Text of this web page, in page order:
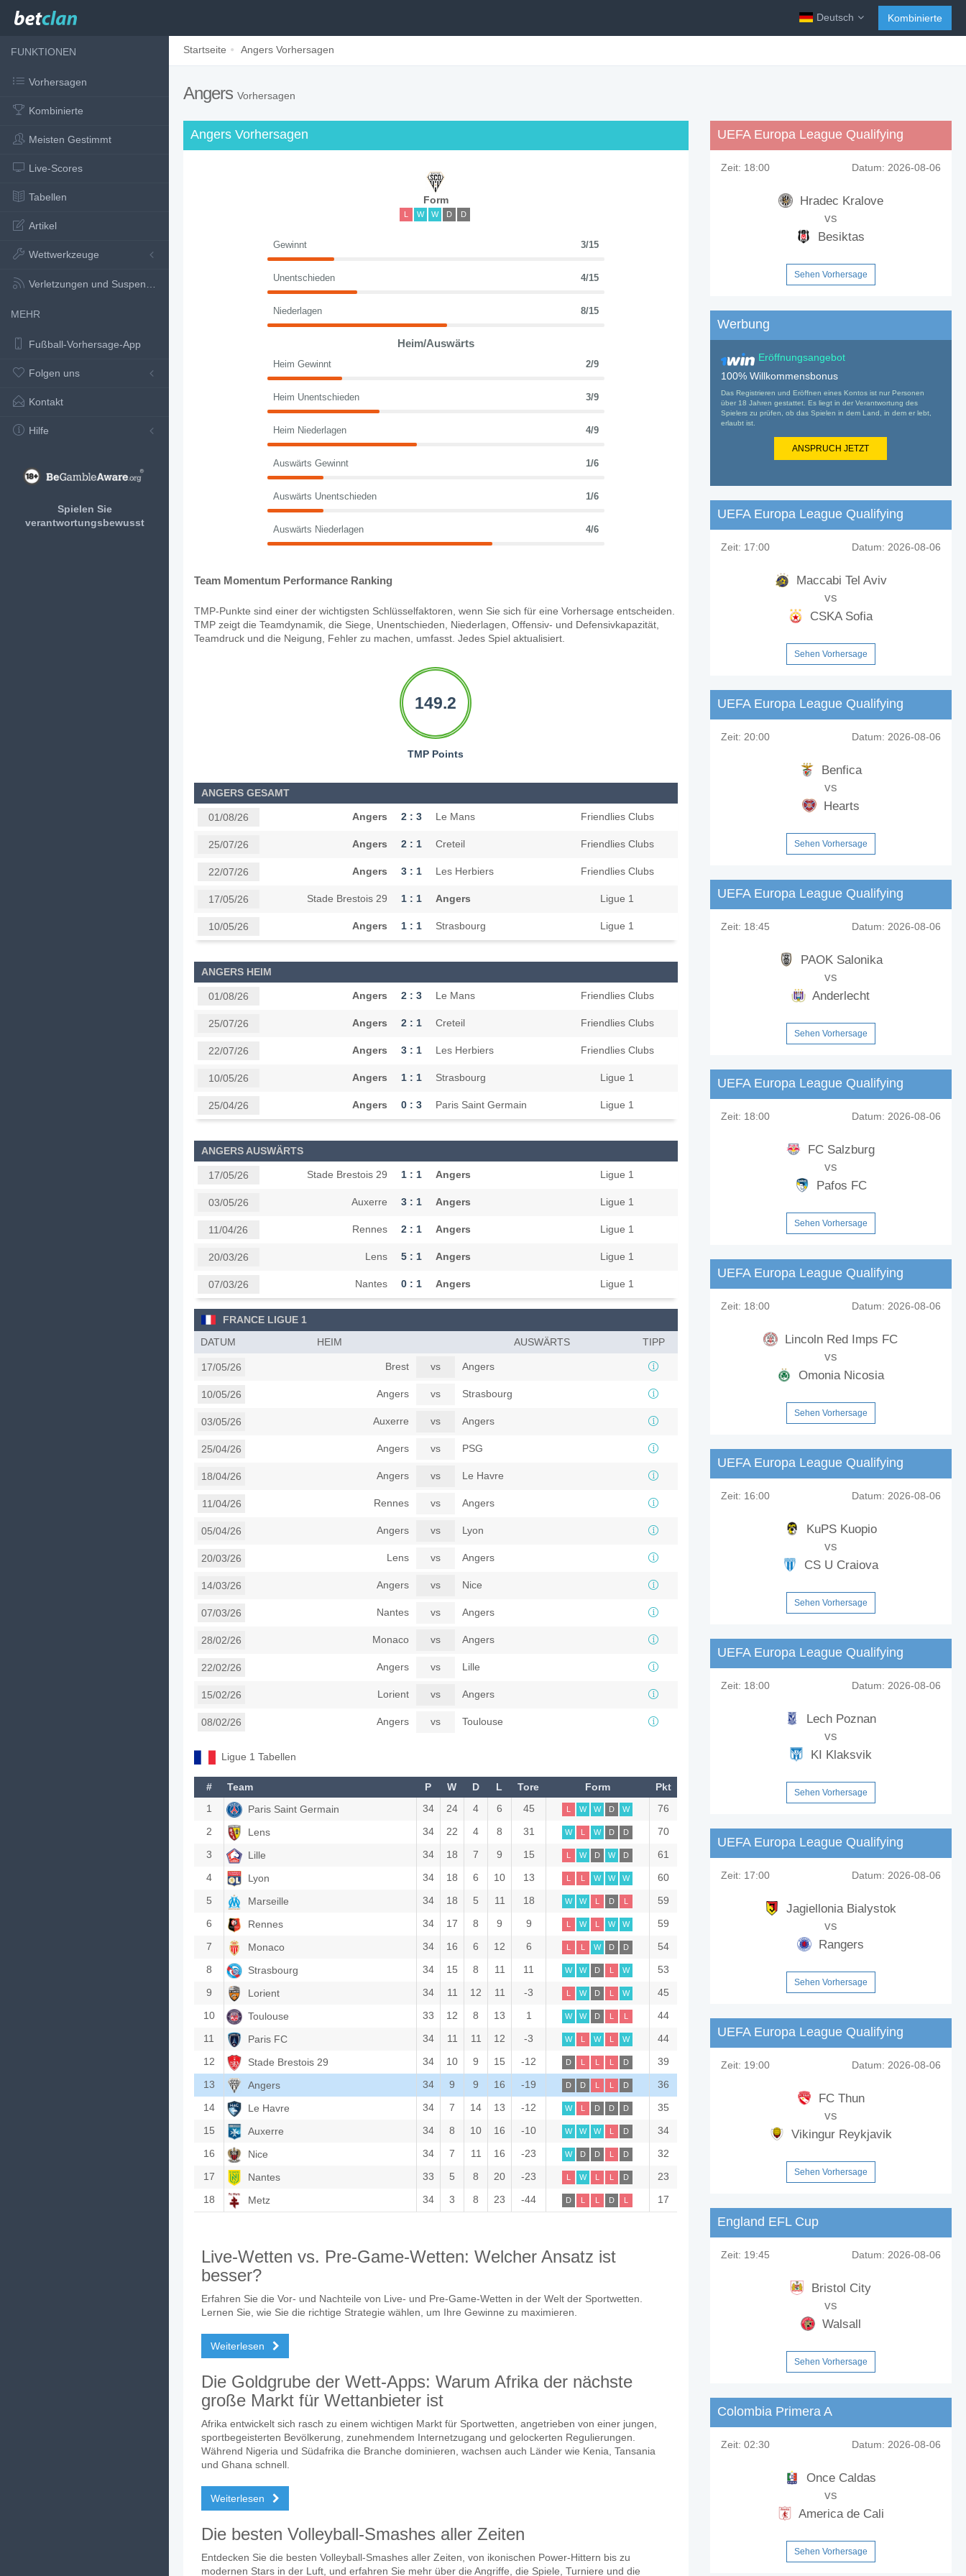
Deutsch Kombinierte
FUNKTIONEN
Vorhersagen
Kombinierte
Meisten Gestimmt
Live-Scores
Tabellen
Artikel
Wettwerkzeuge
Verletzungen und Suspensionen
MEHR
Fußball-Vorhersage-App
Folgen uns
Kontakt
Hilfe
Spielen Sie
verantwortungsbewusst
Startseite Angers Vorhersagen
Angers Vorhersagen
Angers Vorhersagen
Form
L W W D D
Gewinnt 3/15
Unentschieden 4/15
Niederlagen 8/15
Heim/Auswärts
Heim Gewinnt 2/9
Heim Unentschieden 3/9
Heim Niederlagen 4/9
Auswärts Gewinnt 1/6
Auswärts Unentschieden 1/6
Auswärts Niederlagen 4/6
Team Momentum Performance Ranking
TMP-Punkte sind einer der wichtigsten Schlüsselfaktoren, wenn Sie sich für eine Vorhersage entscheiden.
TMP zeigt die Teamdynamik, die Siege, Unentschieden, Niederlagen, Offensiv- und Defensivkapazität,
Teamdruck und die Neigung, Fehler zu machen, umfasst. Jedes Spiel aktualisiert.
149.2
TMP Points
ANGERS GESAMT
01/08/26 Angers 2 : 3 Le Mans Friendlies Clubs
25/07/26 Angers 2 : 1 Creteil Friendlies Clubs
22/07/26 Angers 3 : 1 Les Herbiers Friendlies Clubs
17/05/26 Stade Brestois 29 1 : 1 Angers Ligue 1
10/05/26 Angers 1 : 1 Strasbourg Ligue 1
ANGERS HEIM
01/08/26 Angers 2 : 3 Le Mans Friendlies Clubs
25/07/26 Angers 2 : 1 Creteil Friendlies Clubs
22/07/26 Angers 3 : 1 Les Herbiers Friendlies Clubs
10/05/26 Angers 1 : 1 Strasbourg Ligue 1
25/04/26 Angers 0 : 3 Paris Saint Germain Ligue 1
ANGERS AUSWÄRTS
17/05/26 Stade Brestois 29 1 : 1 Angers Ligue 1
03/05/26 Auxerre 3 : 1 Angers Ligue 1
11/04/26 Rennes 2 : 1 Angers Ligue 1
20/03/26 Lens 5 : 1 Angers Ligue 1
07/03/26 Nantes 0 : 1 Angers Ligue 1
FRANCE LIGUE 1
DATUM
HEIM AUSWÄRTS TIPP
17/05/26 Brest vs Angers
10/05/26 Angers vs Strasbourg
03/05/26 Auxerre vs Angers
25/04/26 Angers vs PSG
18/04/26 Angers vs Le Havre
11/04/26 Rennes vs Angers
05/04/26 Angers vs Lyon
20/03/26 Lens vs Angers
14/03/26 Angers vs Nice
07/03/26 Nantes vs Angers
28/02/26 Monaco vs Angers
22/02/26 Angers vs Lille
15/02/26 Lorient vs Angers
08/02/26 Angers vs Toulouse
Ligue 1 Tabellen
# Team P W D L Tore Form
Pkt
1
Paris Saint Germain 34 24 4 6 45 L W W D W
76
2
Lens 34 22 4 8 31 W L W D D
70
3
Lille 34 18 7 9 15 L W D W D
61
4
Lyon 34 18 6 10 13 L L W W W
60
5
Marseille 34 18 5 11 18 W W L D L
59
6
Rennes 34 17 8 9 9 L W L W W
59
7
Monaco 34 16 6 12 6 L L W D D
54
8
Strasbourg 34 15 8 11 11 W W D L W
53
9
Lorient 34 11 12 11 -3 L W D L W
45
10
Toulouse 33 12 8 13 1 W W D L L
44
11
Paris FC 34 11 11 12 -3 W L W L W
44
12
Stade Brestois 29 34 10 9 15 -12 D L L L D
39
13
Angers 34 9 9 16 -19 D D L L D
36
14
Le Havre 34 7 14 13 -12 W L D D D
35
15
Auxerre 34 8 10 16 -10 W W W L D
34
16
Nice 34 7 11 16 -23 W D D L D
32
17
Nantes 33 5 8 20 -23 L W L L D
23
18
Metz 34 3 8 23 -44 D L L D L 17
Live-Wetten vs. Pre-Game-Wetten: Welcher Ansatz ist
besser?
Erfahren Sie die Vor- und Nachteile von Live- und Pre-Game-Wetten in der Welt der Sportwetten.
Lernen Sie, wie Sie die richtige Strategie wählen, um Ihre Gewinne zu maximieren.
Weiterlesen
Die Goldgrube der Wett-Apps: Warum Afrika der nächste
große Markt für Wettanbieter ist
Afrika entwickelt sich rasch zu einem wichtigen Markt für Sportwetten, angetrieben von einer jungen,
sportbegeisterten Bevölkerung, zunehmendem Internetzugang und gelockerten Regulierungen.
Während Nigeria und Südafrika die Branche dominieren, wachsen auch Länder wie Kenia, Tansania
und Ghana schnell.
Weiterlesen
Die besten Volleyball-Smashes aller Zeiten
Entdecken Sie die besten Volleyball-Smashes aller Zeiten, von ikonischen Power-Hittern bis zu
modernen Stars in der Luft, und erfahren Sie mehr über die Angriffe, die Spiele, Turniere und die
UEFA Europa League Qualifying
Zeit: 18:00 Datum: 2026-08-06
Hradec Kralove
vs
Besiktas
Sehen Vorhersage
Werbung
Eröffnungsangebot
100% Willkommensbonus
Das Registrieren und Eröffnen eines Kontos ist nur Personen
über 18 Jahren gestattet. Es liegt in der Verantwortung des
Spielers zu prüfen, ob das Spielen in dem Land, in dem er lebt,
erlaubt ist.
ANSPRUCH JETZT
UEFA Europa League Qualifying
Zeit: 17:00 Datum: 2026-08-06
Maccabi Tel Aviv
vs
CSKA Sofia
Sehen Vorhersage
UEFA Europa League Qualifying
Zeit: 20:00 Datum: 2026-08-06
Benfica
vs
Hearts
Sehen Vorhersage
UEFA Europa League Qualifying
Zeit: 18:45 Datum: 2026-08-06
PAOK Salonika
vs
Anderlecht
Sehen Vorhersage
UEFA Europa League Qualifying
Zeit: 18:00 Datum: 2026-08-06
FC Salzburg
vs
Pafos FC
Sehen Vorhersage
UEFA Europa League Qualifying
Zeit: 18:00 Datum: 2026-08-06
Lincoln Red Imps FC
vs
Omonia Nicosia
Sehen Vorhersage
UEFA Europa League Qualifying
Zeit: 16:00 Datum: 2026-08-06
KuPS Kuopio
vs
CS U Craiova
Sehen Vorhersage
UEFA Europa League Qualifying
Zeit: 18:00 Datum: 2026-08-06
Lech Poznan
vs
KI Klaksvik
Sehen Vorhersage
UEFA Europa League Qualifying
Zeit: 17:00 Datum: 2026-08-06
Jagiellonia Bialystok
vs
Rangers
Sehen Vorhersage
UEFA Europa League Qualifying
Zeit: 19:00 Datum: 2026-08-06
FC Thun
vs
Vikingur Reykjavik
Sehen Vorhersage
England EFL Cup
Zeit: 19:45 Datum: 2026-08-06
Bristol City
vs
Walsall
Sehen Vorhersage
Colombia Primera A
Zeit: 02:30 Datum: 2026-08-06
Once Caldas
vs
America de Cali
Sehen Vorhersage